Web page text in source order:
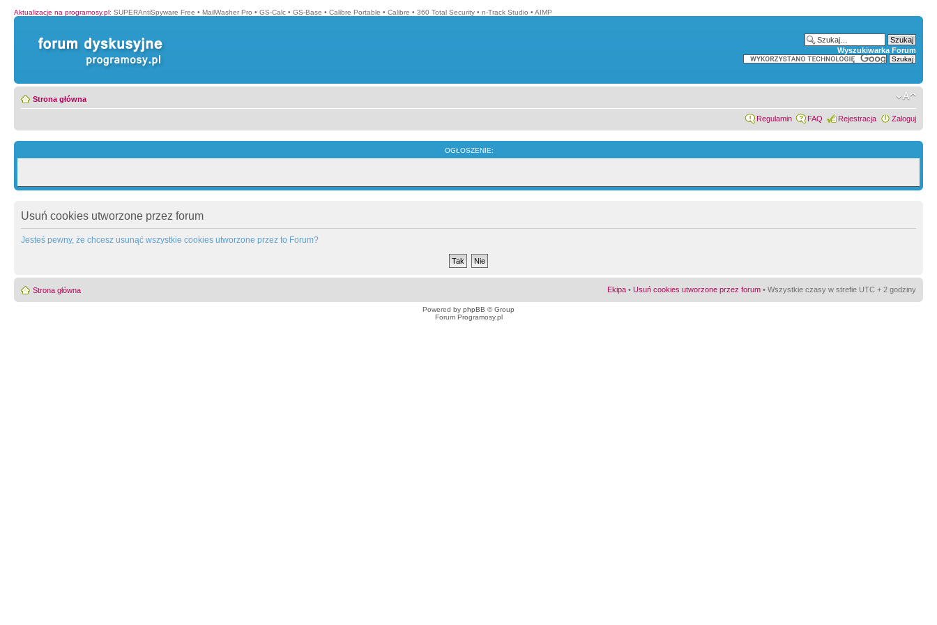
Aktualizacje na programosy.pl: SUPERAntiSpyware Free • MailWasher Pro • GS-Calc • GS-Base • Calibre Portable • Calibre • 360 Total Security • n-Track Studio • AIMP
Wyszukiwarka Forum
Strona główna
Regulamin FAQ Rejestracja Zaloguj
OGŁOSZENIE:
Usuń cookies utworzone przez forum
Jesteś pewny, że chcesz usunąć wszystkie cookies utworzone przez to Forum?
Strona główna Ekipa • Usuń cookies utworzone przez forum • Wszystkie czasy w strefie UTC + 2 godziny
Powered by phpBB © Group
Forum Programosy.pl